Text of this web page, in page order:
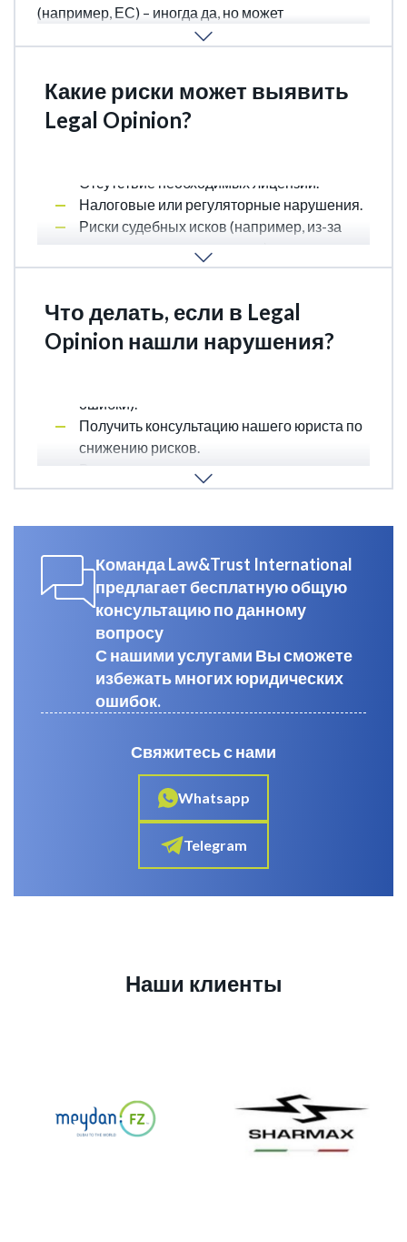
(например, ЕС) – иногда да, но может
потребоваться нотариальное заверение.
Какие риски может выявить
Legal Opinion?
Отсутствие необходимых лицензий.
Налоговые или регуляторные нарушения.
Риски судебных исков (например, из-за
неисполненных контрактов).
Проблемы с AML/CFT (если бизнес связан
Что делать, если в Legal
Opinion нашли нарушения?
Устранить недостатки (оформить
ошибки).
Получить консультацию нашего юриста по
снижению рисков.
В некоторых случаях – пересмотреть
бизнес-модель, чтобы соответствовать
Команда Law&Trust International
предлагает бесплатную общую
консультацию по данному
вопросу
С нашими услугами Вы сможете
избежать многих юридических
ошибок.
Свяжитесь с нами
Whatsapp
Telegram
Наши клиенты